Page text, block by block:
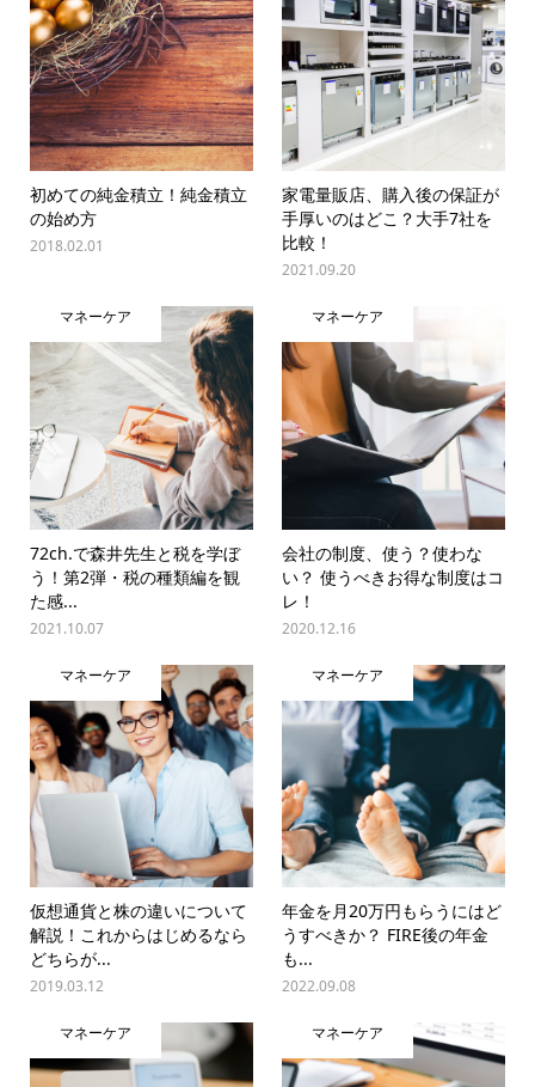
初めての純金積立！純金積立
の始め方
2018.02.01
家電量販店、購入後の保証が
手厚いのはどこ？大手7社を
比較！
2021.09.20
マネーケア
72ch.で森井先生と税を学ぼ
う！第2弾・税の種類編を観
た感...
2021.10.07
マネーケア
会社の制度、使う？使わな
い？ 使うべきお得な制度はコ
レ！
2020.12.16
マネーケア
仮想通貨と株の違いについて
解説！これからはじめるなら
どちらが...
2019.03.12
マネーケア
年金を月20万円もらうにはど
うすべきか？ FIRE後の年金
も...
2022.09.08
マネーケア マネーケア